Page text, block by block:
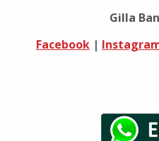
Gilla
Facebook |